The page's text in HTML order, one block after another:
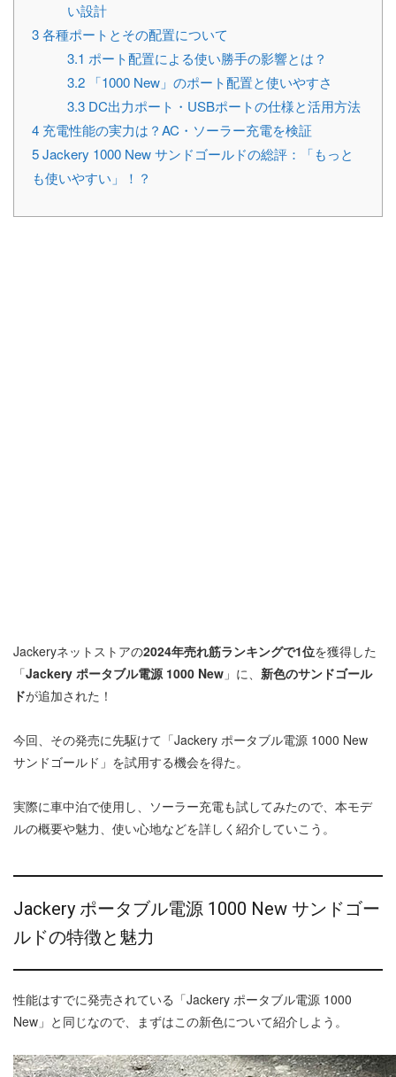
い設計
3各種ポートとその配置について
3.1 ポート配置による使い勝手の影響とは？
3.2 「1000 New」のポート配置と使いやすさ
3.3 DC出力ポート・USBポートの仕様と活用方法
4 充電性能の実力は？AC・ソーラー充電を検証
5Jackery 1000 New サンドゴールドの総評：「もっと
も使いやすい」！？
Jackeryネットストアの2024年売れ筋ランキングで1位を獲得した
「Jackery ポータブル電源 1000 New 」に、 新色のサンドゴール
ドが追加された！
今回、その発売に先駆けて「Jackery ポータブル電源 1000 New
サンドゴールド」を試用する機会を得た。
実際に車中泊で使用し、ソーラー充電も試してみたので、本モデ
ルの概要や魅力、使い心地などを詳しく紹介していこう。
Jackery ポータブル電源 1000 New サンドゴー
ルドの特徴と魅力
性能はすでに発売されている「Jackery ポータブル電源 1000
New」と同じなので、まずはこの新色について紹介しよう。